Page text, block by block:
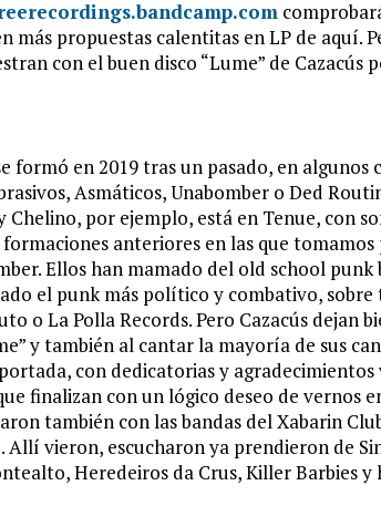
camp.com
más propuestas calentitas en LP de aquí.
con el buen disco “Lume” de Cazacús
formó en 2019 tras un pasado, en algunos
Asmáticos, Unabomber o Ded
Chelino, por ejemplo, está en Tenue, con
anteriores en las que tomamos
Ellos han mamado del old school punk
el punk más político y combativo,
o La Polla Records. Pero Cazacús dejan
y también al cantar la mayoría de sus
con dedicatorias y
finalizan con un lógico deseo de vernos
también con las bandas del Xabarin
Allí vieron, escucharon ya prendieron de
Heredeiros da Crus, Killer Barbies y